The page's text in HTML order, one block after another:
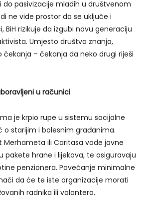
do pasivizacije mladih u društvenom
ne vide prostor da se uključe i
BiH rizikuje da izgubi novu generaciju
Umjesto društva znanja,
– čekanja da neko drugi riješi
u računici
je krpio rupe u sistemu socijalne
o starijim i bolesnim građanima.
Merhameta ili Caritasa vode javne
pakete hrane i lijekova, te osiguravaju
penzionera. Povećanje minimalne
da će te iste organizacije morati
radnika ili volontera.